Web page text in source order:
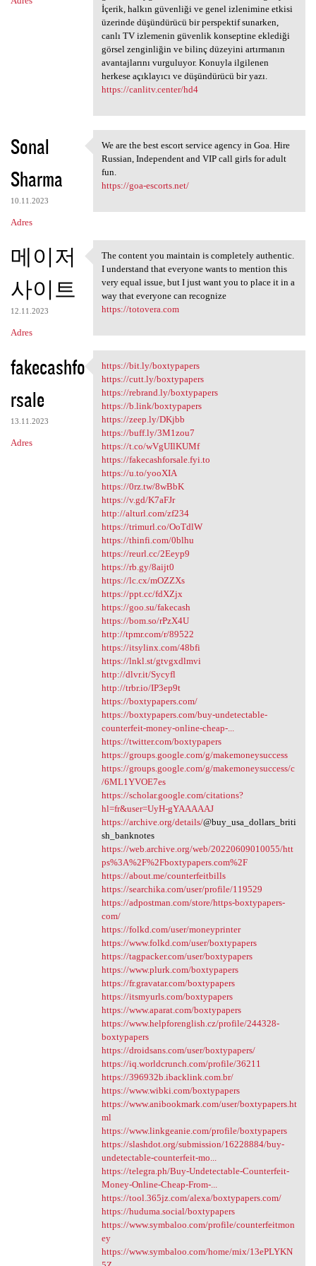
İçerik, halkın güvenliği ve genel izlenimine etkisi
üzerinde düşündürücü bir perspektif sunarken,
canlı TV izlemenin güvenlik konseptine eklediği
görsel zenginliğin ve bilinç düzeyini artırmanın
avantajlarını vurguluyor. Konuyla ilgilenen
herkese açıklayıcı ve düşündürücü bir yazı.
https://canlitv.center/hd4
Sonal
Sharma
10.11.2023
Adres
We are the best escort
We are the best escort service agency in Goa. Hire
Russian, Independent and VIP call girls for adult
fun.
https://goa-escorts.net/
메이저
사이트
12.11.2023
Adres
The content you maintain is
The content you maintain is completely authentic.
I understand that everyone wants to mention this
very equal issue, but I just want you to place it in a
way that everyone can recognize
https://totovera.com
fakecashfo
rsale
13.11.2023
Adres
https://bit.ly/boxtypapers
https://bit.ly/boxtypapers
https://cutt.ly/boxtypapers
https://rebrand.ly/boxtypapers
https://b.link/boxtypapers
https://zeep.ly/DKjbb
https://buff.ly/3M1zou7
https://t.co/wVgUIlKUMf
https://fakecashforsale.fyi.to
https://u.to/yooXIA
https://0rz.tw/8wBbK
https://v.gd/K7aFJr
http://alturl.com/zf234
https://trimurl.co/OoTdlW
https://thinfi.com/0blhu
https://reurl.cc/2Eeyp9
https://rb.gy/8aijt0
https://lc.cx/mOZZXs
https://ppt.cc/fdXZjx
https://goo.su/fakecash
https://bom.so/rPzX4U
http://tpmr.com/r/89522
https://itsylinx.com/48bfi
https://lnkl.st/gtvgxdlmvi
http://dlvr.it/Sycyfl
http://trbr.io/IP3ep9t
https://boxtypapers.com/
https://boxtypapers.com/buy-undetectable-
counterfeit-money-online-cheap-...
https://twitter.com/boxtypapers
https://groups.google.com/g/makemoneysuccess
https://groups.google.com/g/makemoneysuccess/c
/6ML1YVOE7es
https://scholar.google.com/citations?
hl=fr&user=UyH-gYAAAAAJ
https://archive.org/details/@buy_usa_dollars_briti
sh_banknotes
https://web.archive.org/web/20220609010055/htt
ps%3A%2F%2Fboxtypapers.com%2F
https://about.me/counterfeitbills
https://searchika.com/user/profile/119529
https://adpostman.com/store/https-boxtypapers-
com/
https://folkd.com/user/moneyprinter
https://www.folkd.com/user/boxtypapers
https://tagpacker.com/user/boxtypapers
https://www.plurk.com/boxtypapers
https://fr.gravatar.com/boxtypapers
https://itsmyurls.com/boxtypapers
https://www.aparat.com/boxtypapers
https://www.helpforenglish.cz/profile/244328-
boxtypapers
https://droidsans.com/user/boxtypapers/
https://iq.worldcrunch.com/profile/36211
https://396932b.ibacklink.com.br/
https://www.wibki.com/boxtypapers
https://www.anibookmark.com/user/boxtypapers.ht
ml
https://www.linkgeanie.com/profile/boxtypapers
https://slashdot.org/submission/16228884/buy-
undetectable-counterfeit-mo...
https://telegra.ph/Buy-Undetectable-Counterfeit-
Money-Online-Cheap-From-...
https://tool.365jz.com/alexa/boxtypapers.com/
https://huduma.social/boxtypapers
https://www.symbaloo.com/profile/counterfeitmon
ey
https://www.symbaloo.com/home/mix/13ePLYKN